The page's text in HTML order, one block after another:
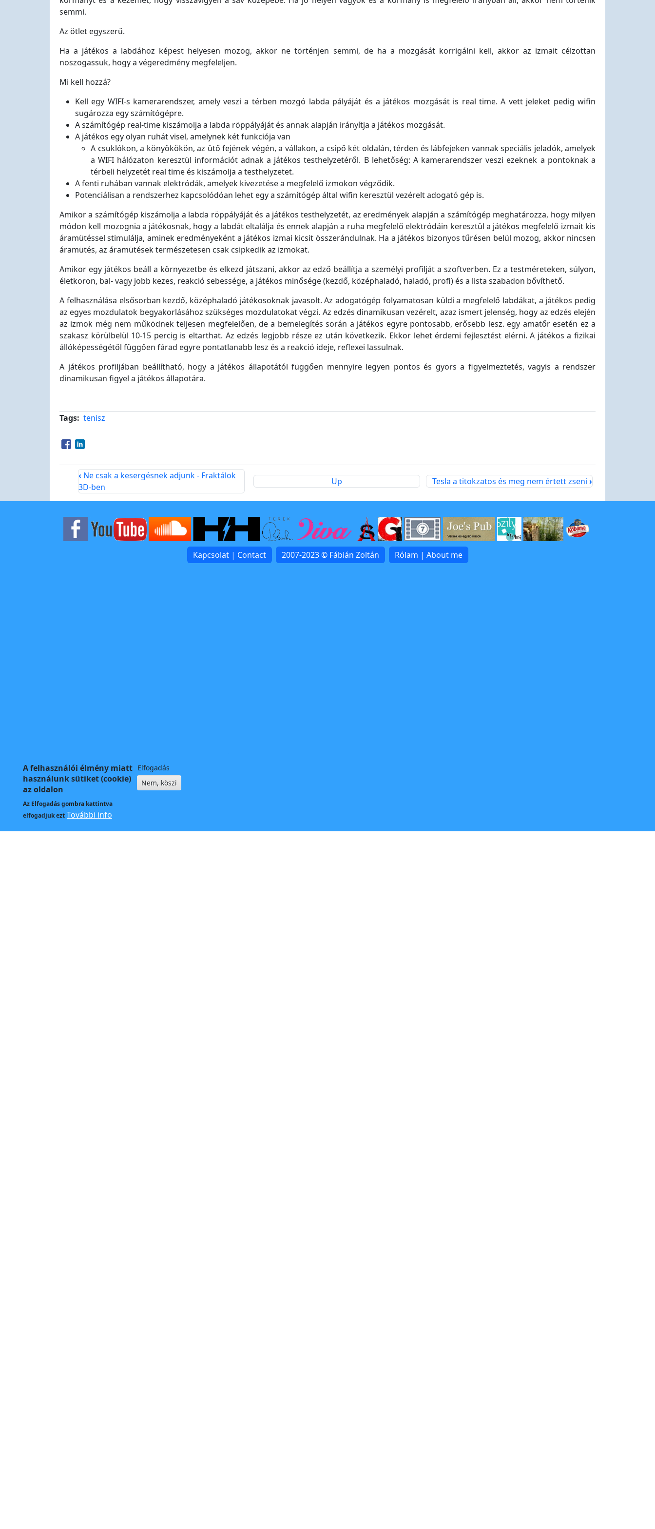
semmi.
Az ötlet egyszerű.
Ha a játékos a labdához képest helyesen mozog, akkor ne történjen semmi, de ha a mozgását korrigálni kell, akkor az izmait célzottan
noszogassuk, hogy a végeredmény megfeleljen.
Mi kell hozzá?
Kell egy WIFI-s kamerarendszer, amely veszi a térben mozgó labda pályáját és a játékos mozgását is real time. A vett jeleket pedig wifin
sugározza egy számítógépre.
A számítógép real-time kiszámolja a labda röppályáját és annak alapján irányítja a játékos mozgását.
A játékos egy olyan ruhát visel, amelynek két funkciója van
A csuklókon, a könyökökön, az ütő fejének végén, a vállakon, a csípő két oldalán, térden és lábfejeken vannak speciális jeladók, amelyek
a WIFI hálózaton keresztül információt adnak a játékos testhelyzetéről. B lehetőség: A kamerarendszer veszi ezeknek a pontoknak a
térbeli helyzetét real time és kiszámolja a testhelyzetet.
A fenti ruhában vannak elektródák, amelyek kivezetése a megfelelő izmokon végződik.
Potenciálisan a rendszerhez kapcsolódóan lehet egy a számítógép által wifin keresztül vezérelt adogató gép is.
Amikor a számítógép kiszámolja a labda röppályáját és a játékos testhelyzetét, az eredmények alapján a számítógép meghatározza, hogy milyen
módon kell mozognia a játékosnak, hogy a labdát eltalálja és ennek alapján a ruha megfelelő elektródáin keresztül a játékos megfelelő izmait kis
áramütéssel stimulálja, aminek eredményeként a játékos izmai kicsit összerándulnak. Ha a játékos bizonyos tűrésen belül mozog, akkor nincsen
áramütés, az áramütések természetesen csak csipkedik az izmokat.
Amikor egy játékos beáll a környezetbe és elkezd játszani, akkor az edző beállítja a személyi profilját a szoftverben. Ez a testméreteken, súlyon,
életkoron, bal- vagy jobb kezes, reakció sebessége, a játékos minősége (kezdő, középhaladó, haladó, profi) és a lista szabadon bővíthető.
A felhasználása elsősorban kezdő, középhaladó játékosoknak javasolt. Az adogatógép folyamatosan küldi a megfelelő labdákat, a játékos pedig
az egyes mozdulatok begyakorlásához szükséges mozdulatokat végzi. Az edzés dinamikusan vezérelt, azaz ismert jelenség, hogy az edzés elején
az izmok még nem működnek teljesen megfelelően, de a bemelegítés során a játékos egyre pontosabb, erősebb lesz. egy amatőr esetén ez a
szakasz körülbelül 10-15 percig is eltarthat. Az edzés legjobb része ez után következik. Ekkor lehet érdemi fejlesztést elérni. A játékos a fizikai
állóképességétől függően fárad egyre pontatlanabb lesz és a reakció ideje, reflexei lassulnak.
A játékos profiljában beállítható, hogy a játékos állapotától függően mennyire legyen pontos és gyors a figyelmeztetés, vagyis a rendszer
dinamikusan figyel a játékos állapotára.
Tags tenisz
Opens in a new window
Opens in a new window
‹ Ne csak a kesergésnek adjunk - Fraktálok
3D-ben
Up Tesla a titokzatos és meg nem értett zseni ›
Kapcsolat | Contact 2007-2023 © Fábián Zoltán Rólam | About me
A felhasználói élmény miatt
használunk sütiket (cookie)
az oldalon
Az Elfogadásgombra kattintva
elfogadjuk ezt További info
Elfogadás
Nem, köszi